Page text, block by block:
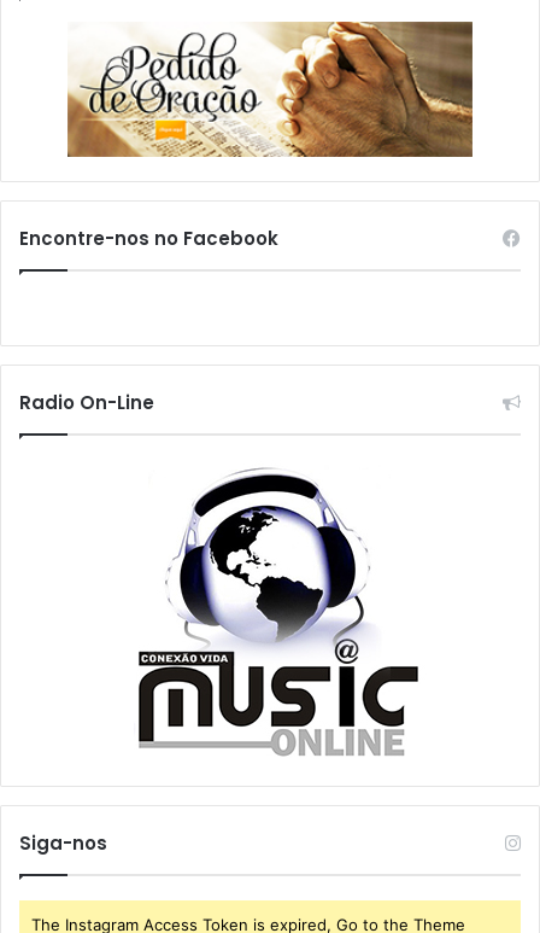
Encontre-nos no Facebook
Radio On-Line
Siga-nos
The Instagram Access Token is expired, Go to the Theme